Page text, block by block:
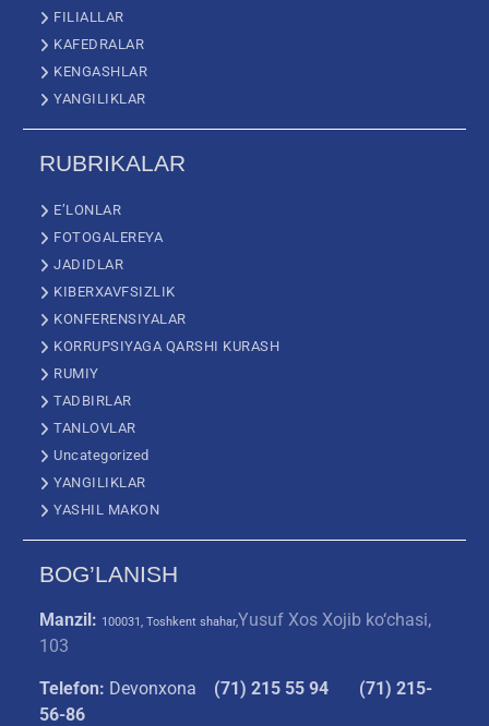
FILIALLAR
KAFEDRALAR
KENGASHLAR
YANGILIKLAR
RUBRIKALAR
E’LONLAR
FOTOGALEREYA
JADIDLAR
KIBERXAVFSIZLIK
KONFERENSIYALAR
KORRUPSIYAGA QARSHI KURASH
RUMIY
TADBIRLAR
TANLOVLAR
Uncategorized
YANGILIKLAR
YASHIL MAKON
BOG’LANISH
Manzil: 100031, Toshkent shahar,Yusuf Xos Xojib ko‘chasi,
103
Telefon: Devonxona (71) 215 55 94
(71) 215-
56-86